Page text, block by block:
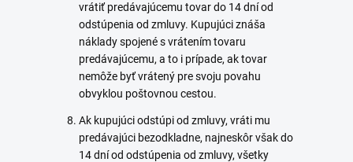
vrátiť predávajúcemu tovar do 14 dní od
odstúpenia od zmluvy. Kupujúci znáša
náklady spojené s vrátením tovaru
predávajúcemu, a to i prípade, ak tovar
nemôže byť vrátený pre svoju povahu
obvyklou poštovnou cestou.
Ak kupujúci odstúpi od zmluvy, vráti mu
predávajúci bezodkladne, najneskôr však do
14 dní od odstúpenia od zmluvy, všetky